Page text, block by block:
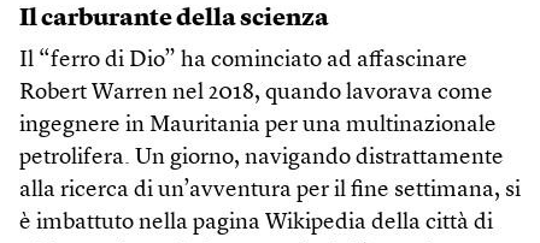
Il carburante della scienza
Il “ferro di Dio” ha cominciato ad affascinare
Robert Warren nel 2018, quando lavorava come
ingegnere in Mauritania per una multinazionale
petrolifera. Un giorno, navigando distrattamente
alla ricerca di un’avventura per il fine settimana, si
è imbattuto nella pagina Wikipedia della città di